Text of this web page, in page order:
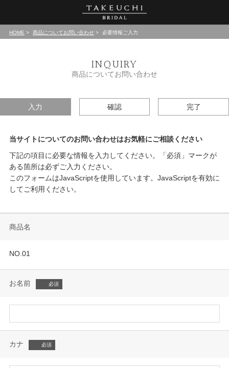
HOME 商品についてお問い合わせ 必要情報ご入力
INQUIRY
商品についてお問い合わせ
入力 確認 完了
当サイトについてのお問い合わせはお気軽にご相談ください
下記の項目に必要な情報を入力してください。「必須」マークが
ある箇所は必ずご入力ください。
このフォームはJavaScriptを使用しています。JavaScriptを有効に
してご利用ください。
商品名
NO.01
お名前
カナ